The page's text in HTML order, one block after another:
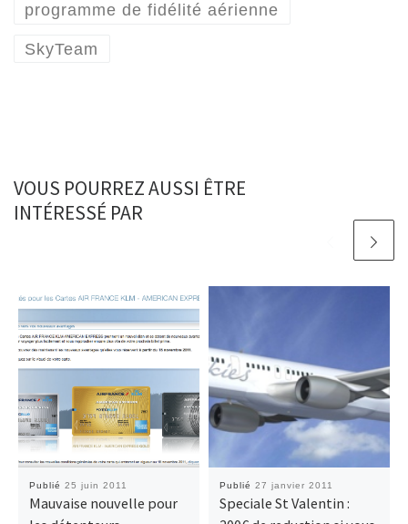
programme de fidélité aérienne
SkyTeam
VOUS POURREZ AUSSI ÊTRE
INTÉRESSÉ PAR
Publié 25 juin 2011
Mauvaise nouvelle pour
Publié 27 janvier 2011
Speciale St Valentin :